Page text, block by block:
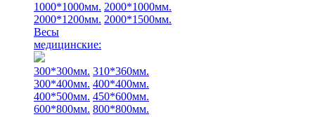
1000*1000мм. 2000*1000мм.
2000*1200мм. 2000*1500мм.
Весы
медицинские:
300*300мм. 310*360мм.
300*400мм. 400*400мм.
400*500мм. 450*600мм.
600*800мм. 800*800мм.